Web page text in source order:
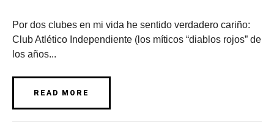
Por dos clubes en mi vida he sentido verdadero cariño:
Club Atlético Independiente (los míticos “diablos rojos” de
los años...
READ MORE